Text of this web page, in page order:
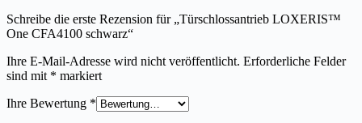
Schreibe die erste Rezension für „Türschlossantrieb LOXERIS™
One CFA4100 schwarz“
Ihre E-Mail-Adresse wird nicht veröffentlicht. Erforderliche Felder
sind mit * markiert
Ihre Bewertung *